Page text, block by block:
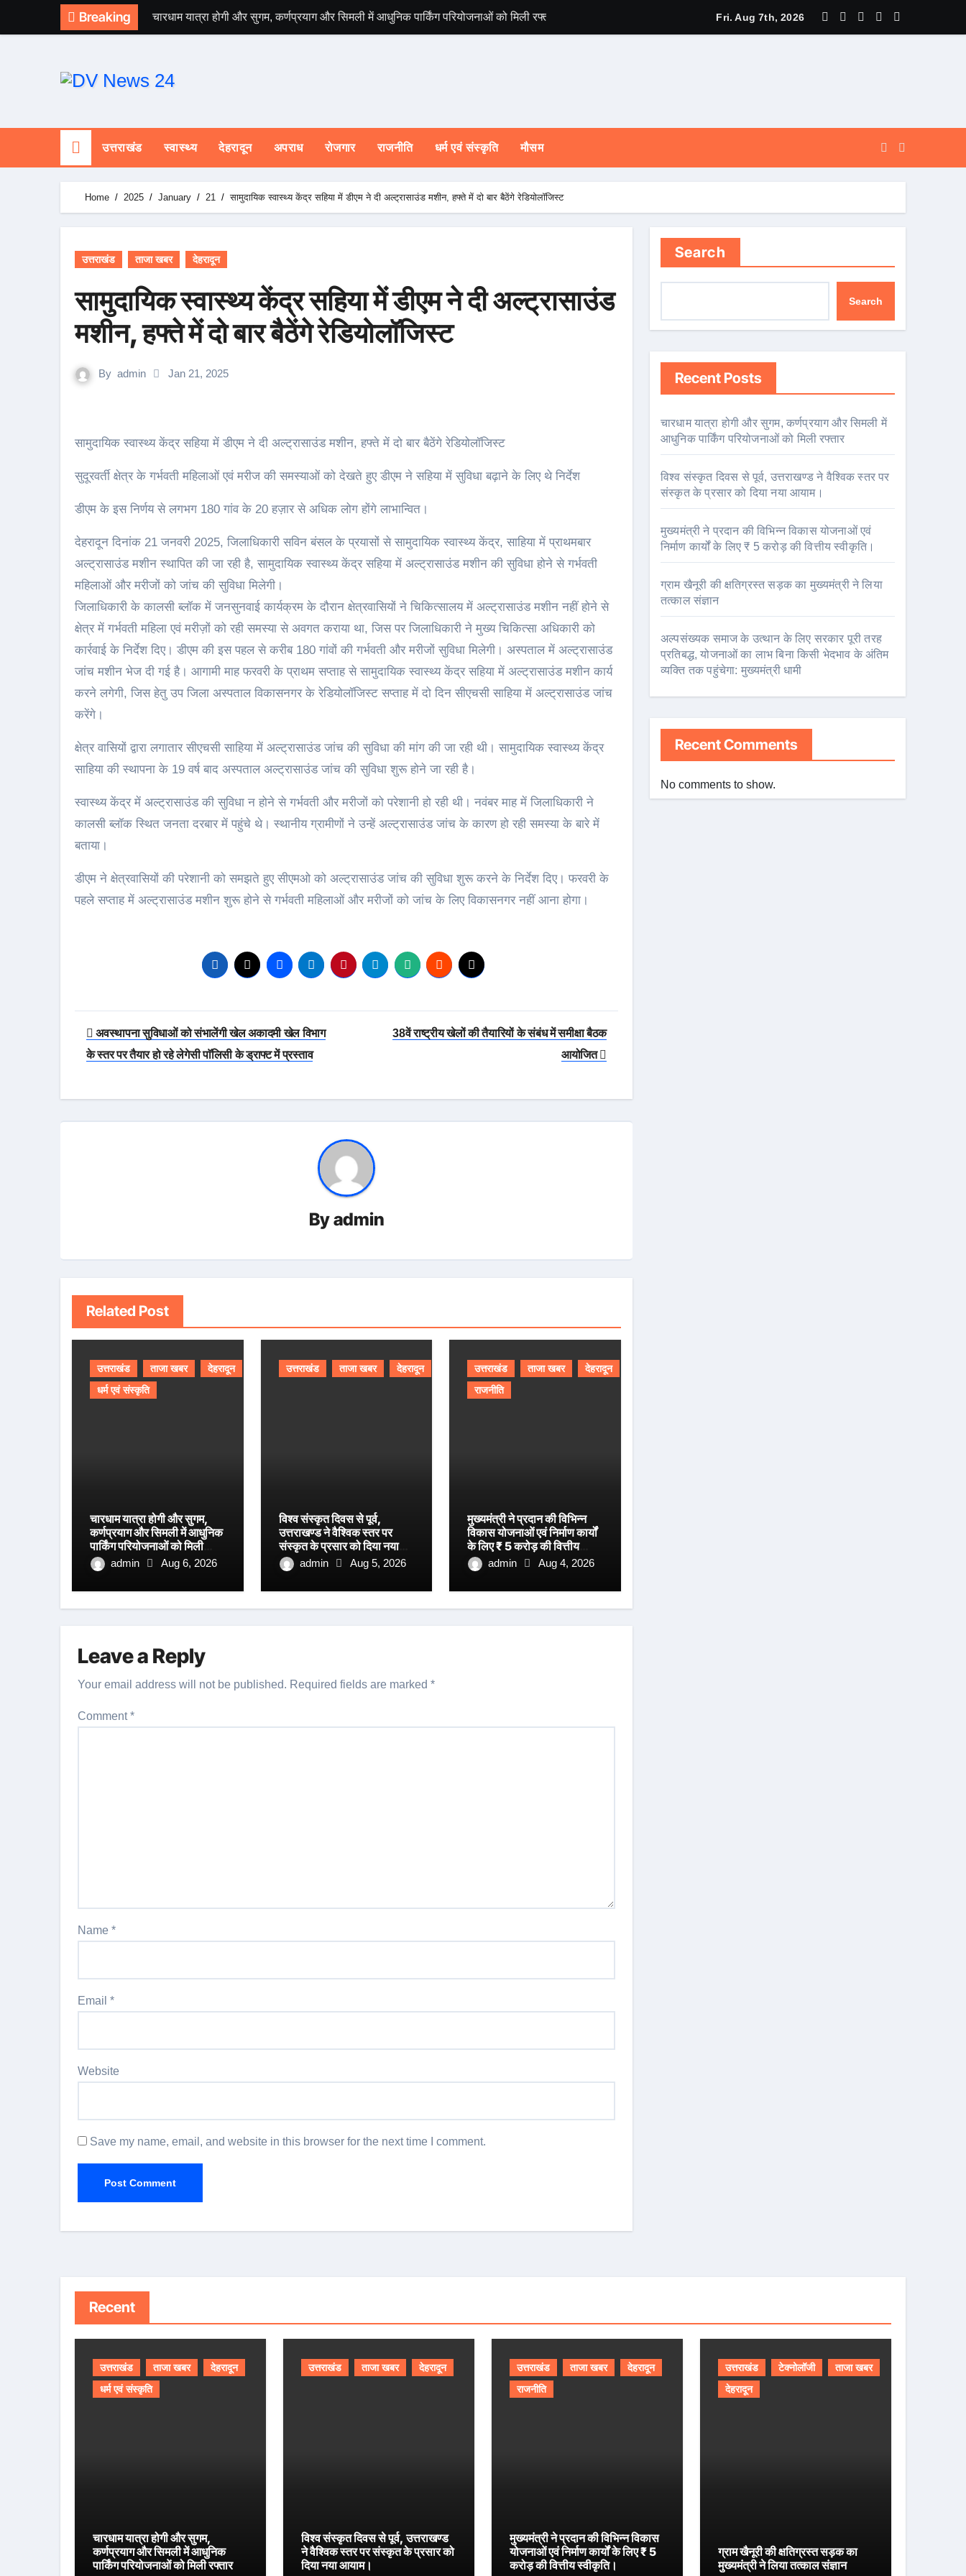
Breaking चारधाम यात्रा होगी और सुगम, कर्णप्रयाग और सिमली में आधुनिक पार्किंग परियोजनाओं को मिली रफ्तार विश्व संस्कृत दिवस से पूर्व, उत्तराखण्ड ने वैश्विक स्तर पर संस्कृत के प्रसार को दिया नया आयाम।
Fri. Aug 7th, 2026
उत्तराखंड स्वास्थ्य देहरादून अपराध रोजगार राजनीति धर्म एवं संस्कृति मौसम
Home 2025 January 21 सामुदायिक स्वास्थ्य केंद्र सहिया में डीएम ने दी अल्ट्रासाउंड मशीन, हफ्ते में दो बार बैठेंगे रेडियोलॉजिस्ट
उत्तराखंड ताजा खबर देहरादून
सामुदायिक स्वास्थ्य केंद्र सहिया में डीएम ने दी अल्ट्रासाउंड
मशीन, हफ्ते में दो बार बैठेंगे रेडियोलॉजिस्ट
By admin Jan 21, 2025
सामुदायिक स्वास्थ्य केंद्र सहिया में डीएम ने दी अल्ट्रासाउंड मशीन, हफ्ते में दो बार बैठेंगे रेडियोलॉजिस्ट
सुदूरवर्ती क्षेत्र के गर्भवती महिलाओं एवं मरीज की समस्याओं को देखते हुए डीएम ने सहिया में सुविधा बढ़ाने के लिए थे निर्देश
डीएम के इस निर्णय से लगभग 180 गांव के 20 हज़ार से अधिक लोग होंगे लाभान्वित।
देहरादून दिनांक 21 जनवरी 2025, जिलाधिकारी सविन बंसल के प्रयासों से सामुदायिक स्वास्थ्य केंद्र, साहिया में प्राथमबार
अल्ट्रासाउंड मशीन स्थापित की जा रही है, सामुदायिक स्वास्थ्य केंद्र सहिया में अल्ट्रासाउंड मशीन की सुविधा होने से गर्भवती
महिलाओं और मरीजों को जांच की सुविधा मिलेगी।
जिलाधिकारी के कालसी ब्लॉक में जनसुनवाई कार्यक्रम के दौरान क्षेत्रवासियों ने चिकित्सालय में अल्ट्रासाउंड मशीन नहीं होने से
क्षेत्र में गर्भवती महिला एवं मरीज़ों को रही समस्या से अवगत कराया था, जिस पर जिलाधिकारी ने मुख्य चिकित्सा अधिकारी को
कार्रवाई के निर्देश दिए। डीएम की इस पहल से करीब 180 गांवों की गर्भवती और मरीजों सुविधा मिलेगी। अस्पताल में अल्ट्रासाउंड
जांच मशीन भेज दी गई है। आगामी माह फरवरी के प्राथम सप्ताह से सामुदायिक स्वास्थ्य केंद्र सहिया में अल्ट्रासाउंड मशीन कार्य
करने लगेगी, जिस हेतु उप जिला अस्पताल विकासनगर के रेडियोलॉजिस्ट सप्ताह में दो दिन सीएचसी साहिया में अल्ट्रासाउंड जांच
करेंगे।
क्षेत्र वासियों द्वारा लगातार सीएचसी साहिया में अल्ट्रासाउंड जांच की सुविधा की मांग की जा रही थी। सामुदायिक स्वास्थ्य केंद्र
साहिया की स्थापना के 19 वर्ष बाद अस्पताल अल्ट्रासाउंड जांच की सुविधा शुरू होने जा रही है।
स्वास्थ्य केंद्र में अल्ट्रासाउंड की सुविधा न होने से गर्भवती और मरीजों को परेशानी हो रही थी। नवंबर माह में जिलाधिकारी ने
कालसी ब्लॉक स्थित जनता दरबार में पहुंचे थे। स्थानीय ग्रामीणों ने उन्हें अल्ट्रासाउंड जांच के कारण हो रही समस्या के बारे में
बताया।
डीएम ने क्षेत्रवासियों की परेशानी को समझते हुए सीएमओ को अल्ट्रासाउंड जांच की सुविधा शुरू करने के निर्देश दिए। फरवरी के
पहले सप्ताह में अल्ट्रासाउंड मशीन शुरू होने से गर्भवती महिलाओं और मरीजों को जांच के लिए विकासनगर नहीं आना होगा।
Post
navigation
अवस्थापना सुविधाओं को संभालेंगी खेल अकादमी खेल विभाग
के स्तर पर तैयार हो रहे लेगेसी पाॅलिसी के ड्राफ्ट में प्रस्ताव
38वें राष्ट्रीय खेलों की तैयारियों के संबंध में समीक्षा बैठक
आयोजित
Byadmin
Related Post
उत्तराखंड ताजा खबर
देहरादून
धर्म एवं संस्कृति
चारधाम यात्रा होगी और सुगम,
कर्णप्रयाग और सिमली में आधुनिक
पार्किंग परियोजनाओं को मिली
रफ्तारadmin Aug 6, 2026
उत्तराखंड ताजा खबर देहरादून
विश्व संस्कृत दिवस से पूर्व,
उत्तराखण्ड ने वैश्विक स्तर पर
संस्कृत के प्रसार को दिया नया
आयाम।admin Aug 5, 2026
उत्तराखंड ताजा खबर
देहरादून
राजनीति
मुख्यमंत्री ने प्रदान की विभिन्न
विकास योजनाओं एवं निर्माण कार्यों
के लिए ₹ 5 करोड़ की वित्तीय
स्वीकृति।
admin Aug 4, 2026
Leave a Reply
Your email address will not be published. Required fields are marked *
Comment*
Name *
Email *
Website
Save my name, email, and website in this browser for the next time I comment.
Search
Search
Recent Posts
चारधाम यात्रा होगी और सुगम, कर्णप्रयाग और सिमली में
आधुनिक पार्किंग परियोजनाओं को मिली रफ्तार
विश्व संस्कृत दिवस से पूर्व, उत्तराखण्ड ने वैश्विक स्तर पर
संस्कृत के प्रसार को दिया नया आयाम।
मुख्यमंत्री ने प्रदान की विभिन्न विकास योजनाओं एवं
निर्माण कार्यों के लिए ₹ 5 करोड़ की वित्तीय स्वीकृति।
ग्राम खैनूरी की क्षतिग्रस्त सड़क का मुख्यमंत्री ने लिया
तत्काल संज्ञान
अल्पसंख्यक समाज के उत्थान के लिए सरकार पूरी तरह
प्रतिबद्ध, योजनाओं का लाभ बिना किसी भेदभाव के अंतिम
व्यक्ति तक पहुंचेगा: मुख्यमंत्री धामी
Recent Comments
No comments to show.
Recent
उत्तराखंड ताजा खबर
देहरादून
धर्म एवं संस्कृति
चारधाम यात्रा होगी और सुगम,
कर्णप्रयाग और सिमली में आधुनिक
पार्किंग परियोजनाओं को मिली रफ्तार
उत्तराखंड ताजा खबर देहरादून
विश्व संस्कृत दिवस से पूर्व, उत्तराखण्ड
ने वैश्विक स्तर पर संस्कृत के प्रसार को
दिया नया आयाम।
उत्तराखंड ताजा खबर
देहरादून
राजनीति
मुख्यमंत्री ने प्रदान की विभिन्न विकास
योजनाओं एवं निर्माण कार्यों के लिए ₹ 5
करोड़ की वित्तीय स्वीकृति।
उत्तराखंड टेक्नोलॉजी
ताजा खबर
देहरादून
ग्राम खैनूरी की क्षतिग्रस्त सड़क का
मुख्यमंत्री ने लिया तत्काल संज्ञान